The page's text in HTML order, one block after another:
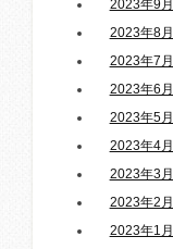
2023年9月
2023年8月
2023年7月
2023年6月
2023年5月
2023年4月
2023年3月
2023年2月
2023年1月